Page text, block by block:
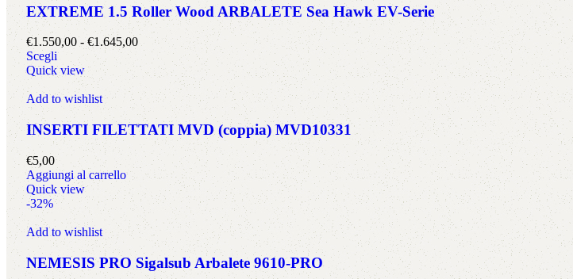
EXTREME 1.5 Roller Wood ARBALETE Sea Hawk EV-Serie
€1.550,00 - €1.645,00
Scegli
Quick view
Add to wishlist
INSERTI FILETTATI MVD (coppia) MVD10331
€5,00
Aggiungi al carrello
Quick view
-32%
Add to wishlist
NEMESIS PRO Sigalsub Arbalete 9610-PRO